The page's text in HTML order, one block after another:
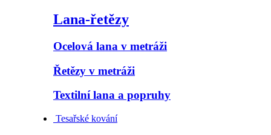
Lana-řetězy
Ocelová lana v metráži
Řetězy v metráži
Textilní lana a popruhy
Tesařské kování